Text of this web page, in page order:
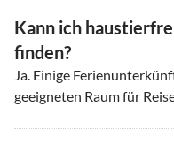
Kann ich
finden?
Ja. Einige
geeigneten Raum für